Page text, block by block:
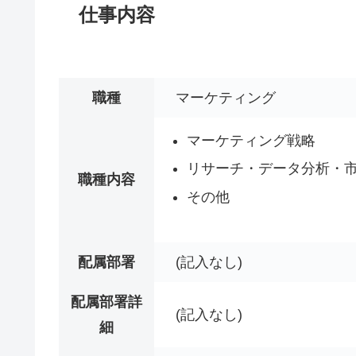
仕事内容
職種 マーケティング
職種内容
マーケティング戦略
リサーチ・データ分析・
その他
配属部署 (記入なし)
配属部署詳
細
(記入なし)